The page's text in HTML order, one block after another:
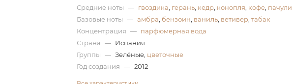
Средние ноты — гвоздика герань, кедр, конопля кофе, пачули
Базовые ноты — амбра бензоин ваниль, ветивер, табак
Концентрация — парфюмерная вода
Страна — Испания
Группы — Зелёные, цветочные
Год создания — 2012